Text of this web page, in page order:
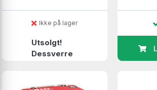
Ikke på lager
Utsolgt!
Dessverre